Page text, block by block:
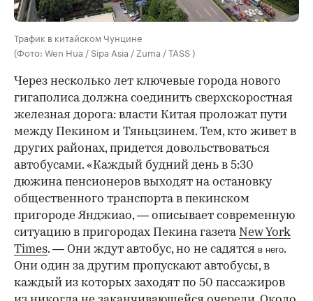
Трафик в китайском Чунцине
(Фото: Wen Hua / Sipa Asia / Zuma / TASS )
Через несколько лет ключевые города нового
гигаполиса должна соединить сверхскоростная
железная дорога: власти Китая проложат пути
между Пекином и Тяньцзинем. Тем, кто живет в
других районах, придется довольствоваться
автобусами. «Каждый будний день в 5:30
дюжина пенсионеров выходят на остановку
общественного транспорта в пекинском
пригороде Янджиао, — описывает современную
ситуацию в пригородах Пекина газета New York
Times. — Они ждут автобус, но не садятся в него.
Они один за другим пропускают автобусы, в
каждый из которых заходят по 50 пассажиров